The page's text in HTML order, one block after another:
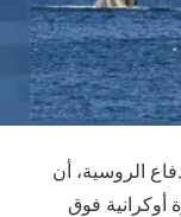
الروسية، أن
فوق